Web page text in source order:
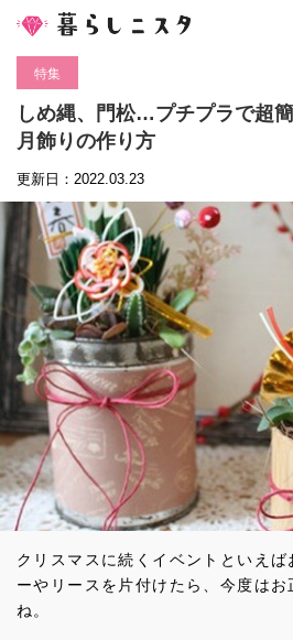
特集
しめ縄、門松…プチプラで超
月飾りの作り方
更新日：2022.03.23
クリスマスに続くイベントといえば
ーやリースを片付けたら、今度はお
ね。